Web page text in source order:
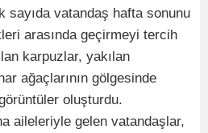
sayıda vatandaş hafta sonunu
arasında geçirmeyi tercih
karpuzlar, yakılan
ağaçlarının gölgesinde
oluşturdu.
aileleriyle gelen vatandaşlar,